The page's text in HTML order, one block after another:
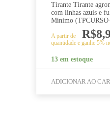
Tirante Tirante
com linhas azuis e
Mínimo
A partir de R$
quantidade e ganhe 5%
13 em estoque
ADICIONAR AO